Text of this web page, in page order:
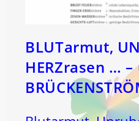
BLUTarmut,
HERZrasen …